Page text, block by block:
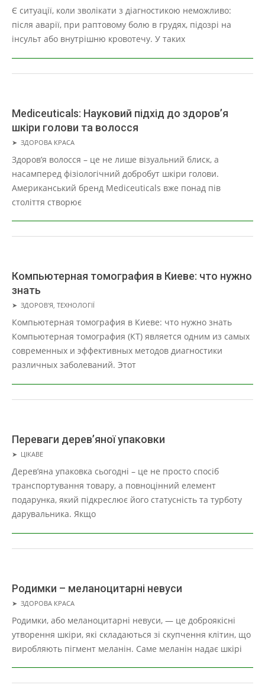
05-
15
Є ситуації, коли зволікати з діагностикою неможливо:
після аварії, при раптовому болю в грудях, підозрі на
інсульт або внутрішню кровотечу. У таких
Mediceuticals: Науковий підхід до здоров’я
шкіри голови та волосся
2026-
03-
➤ ЗДОРОВА КРАСА
Здоров’я волосся – це не лише візуальний блиск, а
насамперед фізіологічний добробут шкіри голови.
Американський бренд Mediceuticals вже понад пів
століття створює
Компьютерная томография в Киеве: что нужно
знать
2026-
03-
20
➤ ЗДОРОВ'Я, ТЕХНОЛОГІЇ
Компьютерная томография в Киеве: что нужно знать
Компьютерная томография (КТ) является одним из самых
современных и эффективных методов диагностики
различных заболеваний. Этот
Переваги дерев’яної упаковки
2026-
03-
13
➤ ЦІКАВЕ
Дерев’яна упаковка сьогодні – це не просто спосіб
транспортування товару, а повноцінний елемент
подарунка, який підкреслює його статусність та турботу
дарувальника. Якщо
Родимки – меланоцитарні невуси
2026-
03-
➤ ЗДОРОВА КРАСА
Родимки, або меланоцитарні невуси, — це доброякісні
утворення шкіри, які складаються зі скупчення клітин, що
виробляють пігмент меланін. Саме меланін надає шкірі